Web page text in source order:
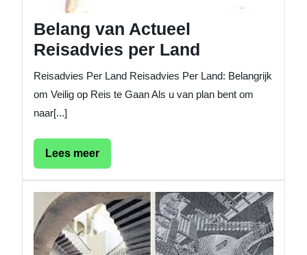
Belang van Actueel
Reisadvies per Land
Reisadvies Per Land Reisadvies Per Land: Belangrijk
om Veilig op Reis te Gaan Als u van plan bent om
naar[...]
Lees meerLees
meer
De
van
het